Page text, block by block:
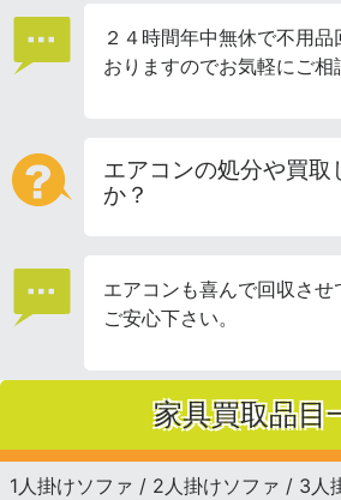
２４時間年中無休で不用
おりますのでお気軽にご相
エアコンの処分や買取
か？
エアコンも喜んで回収さ
ご安心下さい。
家具買取品目
1人掛けソファ / 2人掛けソファ / 3人